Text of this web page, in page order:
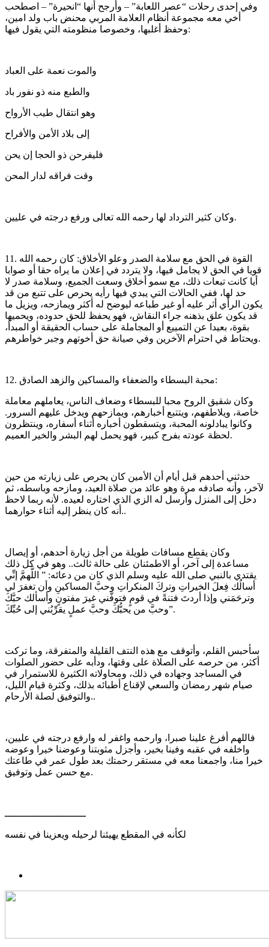
وفي إحدى رحلات “عصر اللعابة” – وأرجح أنها “انحيرة” – اصطحب
أخي معه مجموعة أنظام العلامة المربي محنض باب ولد امين،
وحفظ أغلبها، وخصوصا منظومته التي يقول فيها:
والموت نعمة على العباد
والطبع منه ذو نفور باد
وهو انتقال طيب الأرواح
إلى بلاد الأمن والأفراح
فليفرحن ذو الحجا إن يحن
وقت فراقه لدار المحن
وكان كثير الترداد لها رحمه الله تعالى ورفع درجته في عليين.
11. القوة في الحق مع سلامة الصدر وعلو الأخلاق: كان رحمه الله
قويا في الحق لا يجامل فيها، ولا يتردد في إعلان ما يراه حقا أو صوابا
أيا كانت تبعات ذلك، مع سمو أخلاق وسعت الجميع، وسلامة صدر لا
حد لها، ففي الحالات التي يبدي فيها رأيه يحرص على تتبع من قد
يكون الرأي أثر عليه أو غير طباعه ليوضح له أكثر ويمازحه، ويزيل ما
قد يكون علق بذهنه جراء النقاش، فهو يحفظ للحق حدوده، ويحميها
بقوة، بعيدا عن التمييع أو المجاملة على حساب الحقيقة أو المبدأ،
ويحتاط في احترام الآخرين وفي صيانة حق أخوتهم وجبر خواطرهم.
12. محبة البسطاء والضعفاء والمساكين والزهد الصادق:
وكان شقيق الروح محبا للبسطاء وضعاف الناس، يعاملهم معاملة
خاصة، ويلاطفهم، ويتتبع أخبارهم، ويمازحهم ويدخل عليهم السرور.
وكانوا يبادلونه المحبة، ويتسقطون أخباره أثناء أسفاره، وينتظرون
لحظة عودته بفرح كبير، فهو يحمل لهم البشر والخير العميم.
حدثني أحدهم قبل أيام أن الأمين كان يحرص على زيارته من حين
لآخر، وأنه صادفه مرة وهو عائد من صلاة العيد، ومازحه وباسطه، ثم
دخل إلى المنزل وأرسل له الزي الذي اختاره لعيده. لأنه ربما لاحظ
أنه كان ينظر إليه أثناء حوارهما..
وكان يقطع مسافات طويلة من أجل زيارة أحدهم، أو إيصال
مساعدة إلى آخر، أو الاطمئنان على حالة ثالث.. وهو في كل ذلك
يقتدي بالنبي صلى الله عليه وسلم الذي كان من دعائه: ” اللَّهمَّ إنِّي
أسالُك فِعلَ الخيراتِ وتركَ المنكراتِ وحبَّ المساكينِ وأن تغفرَ لي
وترحَمَني وإذا أردتَ فتنةً في قومٍ فتوفَّني غيرَ مفتونٍ وأسألك حبَّكَ
وحبَّ من يحبُّكَ وحبَّ عملٍ يقرِّبُني إلى حُبِّكَ”.
سأحبس القلم، وأتوقف مع هذه النتف القليلة والمتفرقة، وما تركت
أكثر، من حرصه على الصلاة على وقتها، ودأبه على حضور الصلوات
في المساجد وجهاده في ذلك، ومحاولاته الكثيرة للاستمرار في
صيام شهر رمضان والسعي لإقناع أطبائه بذلك، وكثرة قيام الليل،
والتوفيق لصلة الأرحام..
فاللهم أفرغ علينا صبرا، وارحمه واغفر له وارفع درجته في عليين،
واخلفه في عقبه وفينا بخير، وأجزل مثوبتنا وعوضنا خيرا وعوضه
خيرا منا، واجمعنا معه في مستقر رحمتك بعد طول عمر في طاعتك
مع حسن عمل وتوفيق.
ـــــــــــــــــــــــــــ
لكأنه في المقطع يهيئنا لرحيله ويعزينا في نفسه